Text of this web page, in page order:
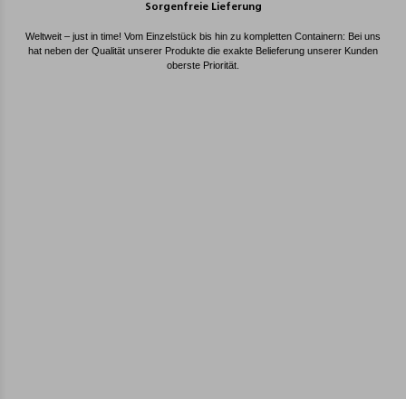
Sorgenfreie Lieferung
Weltweit – just in time! Vom Einzelstück bis hin zu kompletten Containern: Bei uns
hat neben der Qualität unserer Produkte die exakte Belieferung unserer Kunden
oberste Priorität.